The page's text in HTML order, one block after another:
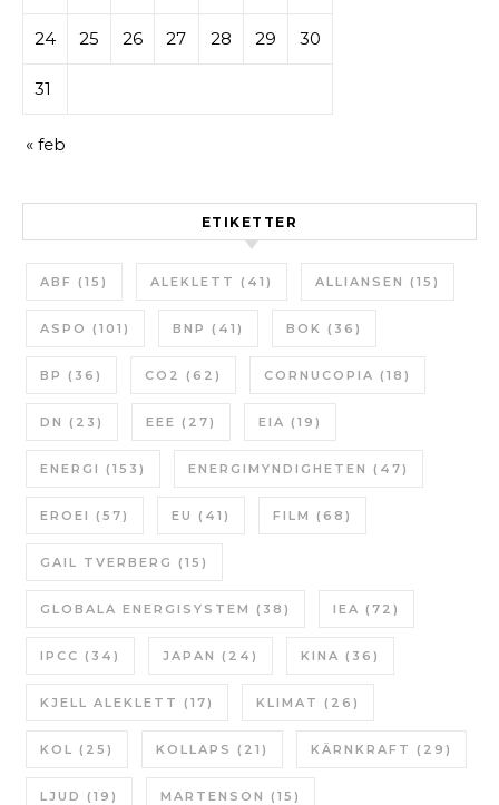
24 25 26 27 28 29 30
31
« feb
ETIKETTER
ABF (15) ALEKLETT (41) ALLIANSEN (15)
ASPO (101) BNP (41) BOK (36)
BP (36) CO2 (62) CORNUCOPIA (18)
DN (23) EEE (27) EIA (19)
ENERGI (153) ENERGIMYNDIGHETEN (47)
EROEI (57) EU (41) FILM (68)
GAIL TVERBERG (15)
GLOBALA ENERGISYSTEM (38) IEA (72)
IPCC (34) JAPAN (24) KINA (36)
KJELL ALEKLETT (17) KLIMAT (26)
KOL (25) KOLLAPS (21) KÄRNKRAFT (29)
LJUD (19) MARTENSON (15)